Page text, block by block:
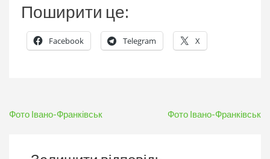
Поширити це:
Facebook Telegram X
Навігація
Фото Івано-Франківськ Фото Івано-Франківськ